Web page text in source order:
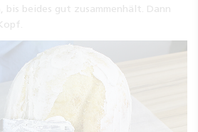
bis beides gut zusammenhält. Dann